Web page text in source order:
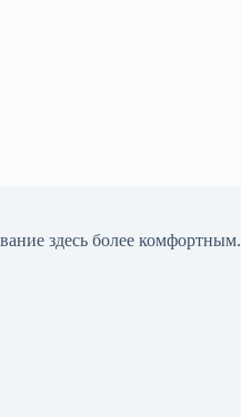
здесь более комфортным.